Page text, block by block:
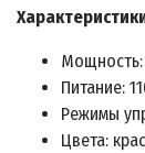
Мощность:
Питание:
Режимы
Цвета: